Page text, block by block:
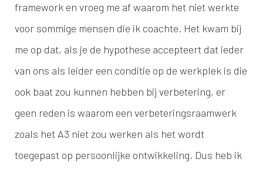
framework en vroeg me af waarom het niet werkte
voor sommige mensen die ik coachte. Het kwam bij
me op dat, als je de hypothese accepteert dat ieder
van ons als leider een conditie op de werkplek is die
ook baat zou kunnen hebben bij verbetering, er
geen reden is waarom een verbeteringsraamwerk
zoals het A3 niet zou werken als het wordt
toegepast op persoonlijke ontwikkeling. Dus heb ik